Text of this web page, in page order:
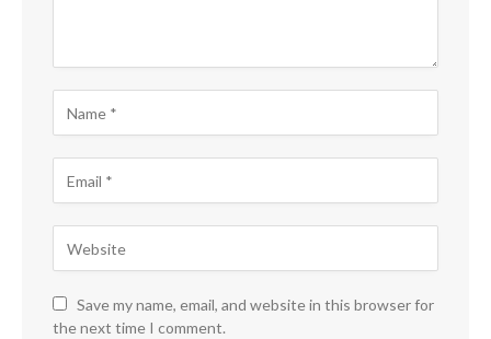
Save my name, email, and website in this browser for
the next time I comment.